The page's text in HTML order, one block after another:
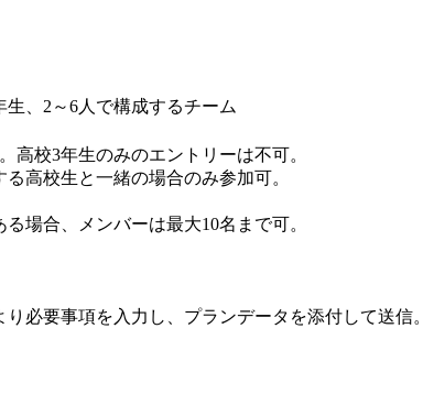
、2～6人で構成するチーム
校3年生のみのエントリーは不可。
高校生と一緒の場合のみ参加可。
場合、メンバーは最大10名まで可。
必要事項を入力し、プランデータを添付して送信。